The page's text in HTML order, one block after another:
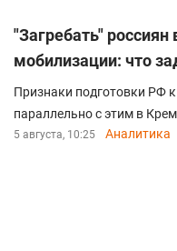
"Загребать"
мобилизации: что
Признаки подготовки РФ
параллельно с этим в
5 августа, 10:25 Аналитика